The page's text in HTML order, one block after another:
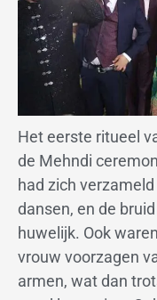
Het eerste ritueel
de Mehndi
had zich
dansen, en de
huwelijk. Ook
vrouw voorzagen
armen, wat dan